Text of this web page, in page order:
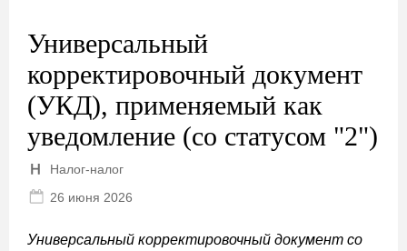
Универсальный
корректировочный документ
(УКД), применяемый как
уведомление (со статусом "2")
Налог-налог
26 июня 2026
Универсальный корректировочный документ со